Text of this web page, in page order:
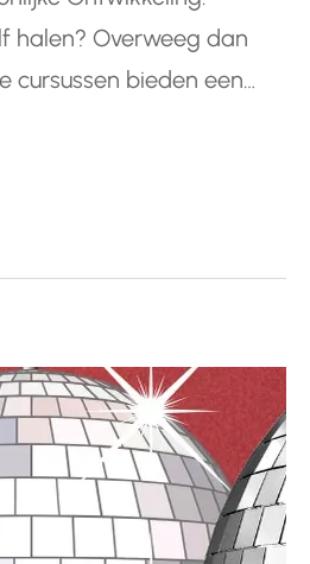
halen? Overweeg dan
cursussen bieden een